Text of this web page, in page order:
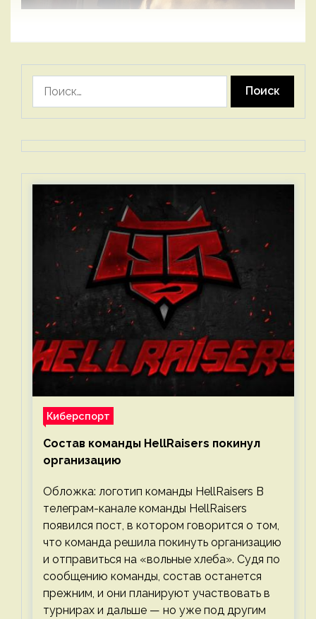
Киберспорт
Состав команды HellRaisers покинул
организацию
Обложка: логотип команды HellRaisers В
телеграм-канале команды HellRaisers
появился пост, в котором говорится о том,
что команда решила покинуть организацию
и отправиться на «вольные хлеба». Судя по
сообщению команды, состав останется
прежним, и они планируют участвовать в
турнирах и дальше — но уже под другим